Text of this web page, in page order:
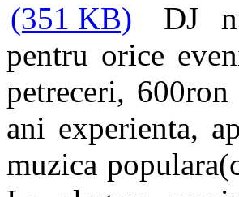
DJ
pentru orice
petreceri,
ani experienta,
muzica